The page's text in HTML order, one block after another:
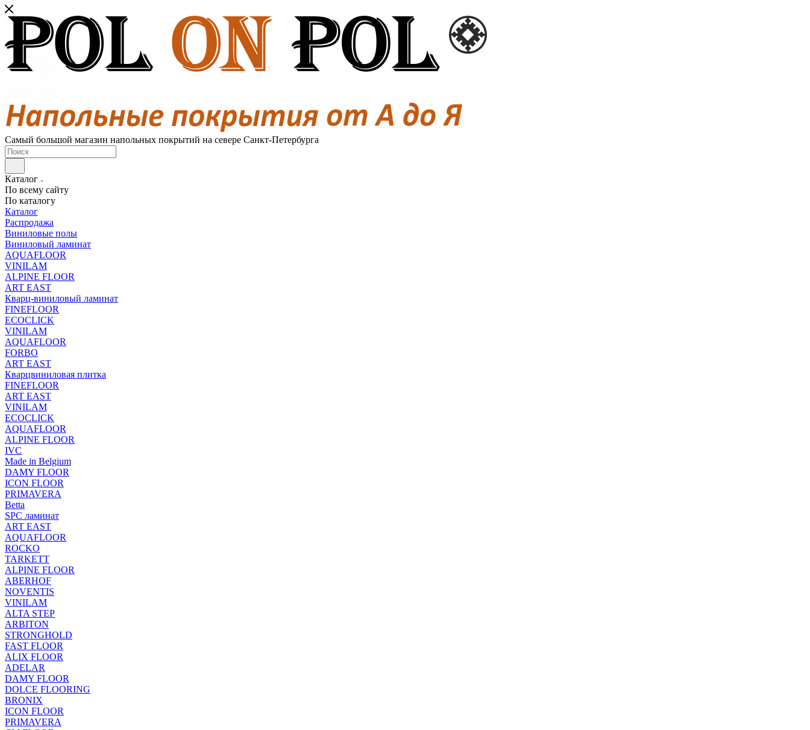
Самый большой магазин напольных покрытий на севере Санкт-Петербурга
Каталог
По всему сайту
По каталогу
Каталог
Распродажа
Виниловые полы
Виниловый ламинат
AQUAFLOOR
VINILAM
ALPINE FLOOR
ART EAST
Кварц-виниловый ламинат
FINEFLOOR
ECOCLICK
VINILAM
AQUAFLOOR
FORBO
ART EAST
Кварцвиниловая плитка
FINEFLOOR
ART EAST
VINILAM
ECOCLICK
AQUAFLOOR
ALPINE FLOOR
IVC
Made in Belgium
DAMY FLOOR
ICON FLOOR
PRIMAVERA
Betta
SPC ламинат
ART EAST
AQUAFLOOR
ROCKO
TARKETT
ALPINE FLOOR
ABERHOF
NOVENTIS
VINILAM
ALTA STEP
ARBITON
STRONGHOLD
FAST FLOOR
ALIX FLOOR
ADELAR
DAMY FLOOR
DOLCE FLOORING
BRONIX
ICON FLOOR
PRIMAVERA